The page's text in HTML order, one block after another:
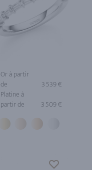
Or à partir
de
3 539 €
Platine à
partir de
3 509 €